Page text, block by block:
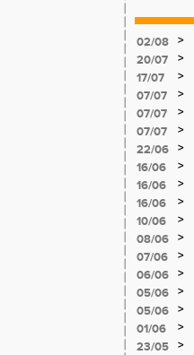
02/08 >
20/07
>
17/07 >
07/07
>
07/07 >
07/07
>
22/06 >
16/06 >
16/06
>
16/06 >
10/06 >
08/06
>
07/06 >
06/06
>
05/06
>
05/06 >
01/06
>
23/05
>